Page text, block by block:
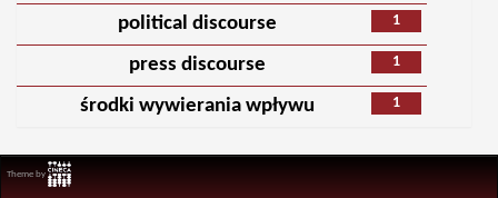
1
political discourse
1
press discourse
1
środki wywierania wpływu
Theme by